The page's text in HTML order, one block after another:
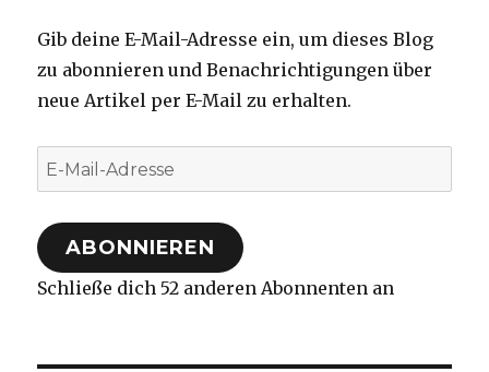
Gib deine E-Mail-Adresse ein, um dieses Blog
zu abonnieren und Benachrichtigungen über
neue Artikel per E-Mail zu erhalten.
E-
Mail-
Adresse
ABONNIEREN
Schließe dich 52 anderen Abonnenten an